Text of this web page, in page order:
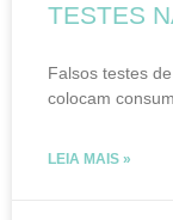
TESTES
Falsos testes
colocam
LEIA MAIS »